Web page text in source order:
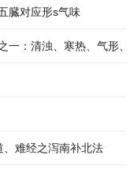
臓对应形s气味
一：清浊、寒热、气形、
、难经之泻南补北法